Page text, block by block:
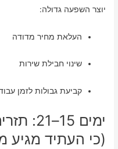
יוצר השפעה גדולה:
העלאת מחיר מדודה
שינוי חבילת שירות
קביעת גבולות לזמן
(כי העתיד מגיע